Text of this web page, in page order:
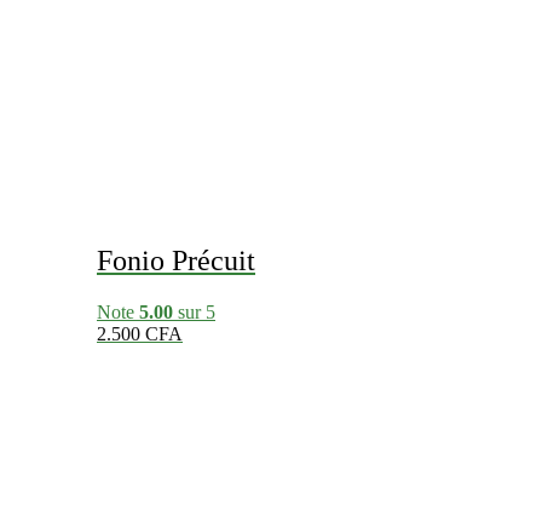
Fonio Précuit
Note 5.00 sur 5
2.500 CFA